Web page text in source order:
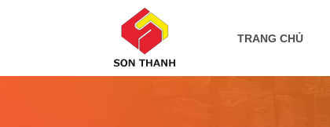
TRANG CHỦ